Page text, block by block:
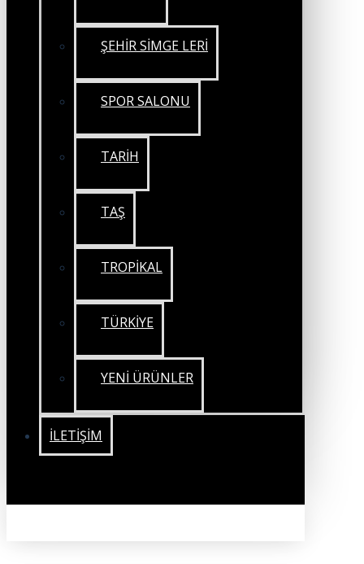
ŞEHİR SİMGE LERİ
SPOR SALONU
TARİH
TAŞ
TROPİKAL
TÜRKİYE
YENİ ÜRÜNLER
İLETIŞIM